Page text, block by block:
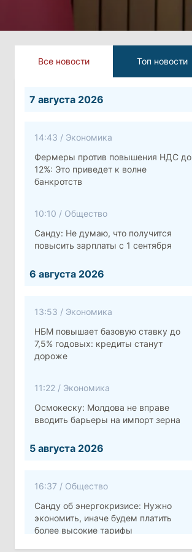
Все новости Топ новости
7 августа 2026
14:43 / Экономика
Фермеры против повышения НДС до
12%: Это приведет к волне
банкротств
10:10 / Общество
Санду: Не думаю, что получится
повысить зарплаты с 1 сентября
6 августа 2026
13:53 / Экономика
НБМ повышает базовую ставку до
7,5% годовых: кредиты станут
дороже
11:22 / Экономика
Осмокеску: Молдова не вправе
вводить барьеры на импорт зерна
5 августа 2026
16:37 / Общество
Санду об энергокризисе: Нужно
экономить, иначе будем платить
более высокие тарифы